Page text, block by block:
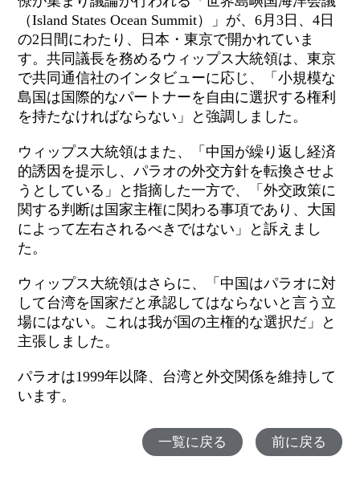
（Island States Ocean Summit）」が、6月3日、4日
の2日間にわたり、日本・東京で開かれていま
す。共同議長を務めるウィップス大統領は、東京
で共同通信社のインタビューに応じ、「小規模な
島国は国際的なパートナーを自由に選択する権利
を持たなければならない」と強調しました。
ウィップス大統領はまた、「中国が繰り返し経済
的誘因を提示し、パラオの外交方針を転換させよ
うとしている」と指摘した一方で、「外交政策に
関する判断は国家主権に関わる事項であり、大国
によって左右されるべきではない」と訴えまし
た。
ウィップス大統領はさらに、「中国 はパラオに対
して台湾を国家だと承認してはならないと言う立
場にはない。これは我が国の主権的な選択だ」と
主張しました。
パラオは1999年以降、台湾と外交関係を維持して
います。
一覧に戻る 前に戻る